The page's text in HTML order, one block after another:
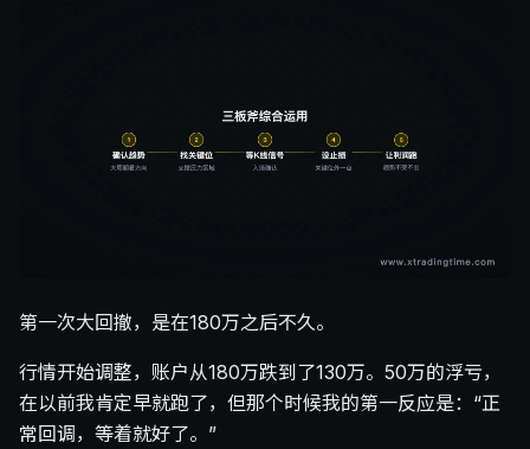
第一次大回撤，是在180万之后不久。
行情开始调整，账户从180万跌到了130万。50万的浮亏，
在以前我肯定早就跑了，但那个时候我的第一反应是：“正
常回调，等着就好了。”